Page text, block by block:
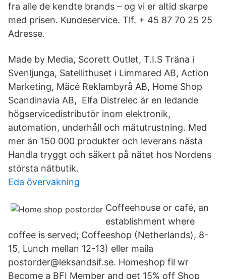
fra alle de kendte brands – og vi er altid skarpe
med prisen. Kundeservice. Tlf. + 45 87 70 25 25
Adresse.
Made by Media, Scorett Outlet, T.I.S Träna i
Svenljunga, Satellithuset i Limmared AB, Action
Marketing, Mäcé Reklambyrå AB, Home Shop
Scandinavia AB, Elfa Distrelec är en ledande
högservicedistributör inom elektronik,
automation, underhåll och mätutrustning. Med
mer än 150 000 produkter och leverans nästa
Handla tryggt och säkert på nätet hos Nordens
största nätbutik.
Eda övervakning
Coffeehouse or café, an
establishment where
coffee is served; Coffeeshop (Netherlands), 8-
15, Lunch mellan 12-13) eller maila
postorder@leksandsif.se. Homeshop fil wr
Become a BFI Member and get 15% off Shop